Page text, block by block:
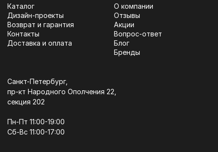
Каталог
Дизайн-проекты
Возврат и гарантия
Контакты
Доставка и оплата
О компании
Отзывы
Акции
Вопрос-ответ
Блог
Бренды
Санкт-Петербург,
пр-кт Народного Ополчения 22,
секция 202
Пн-Пт 11:00-19:00
Сб-Вс 11:00-17:00